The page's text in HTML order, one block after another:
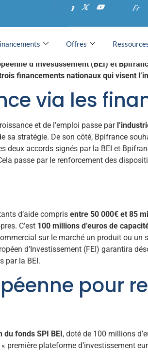
Fr
Offres
pour
d’Investissement (BEI) et
financements nationaux qui visent
via les
et de l’emploi passe par
sa stratégie. De son côté, Bpifrance
deux accords signés par la BEI et
passe par le renforcement des
d’aide compris entre 50 000€ et 85
C’est 100 millions d’euros de
sur le marché un produit ou un
d’Investissement (FEI) garantira
par la BEI.
pour
du fonds SPI BEI , doté de 100 millions
première plateforme d’investissement